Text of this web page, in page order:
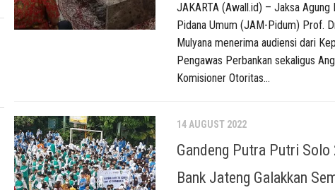
JAKARTA (Awall.id) – Jaksa Agung
Pidana Umum (JAM-Pidum) Prof.
Mulyana menerima audiensi dari
Pengawas Perbankan sekaligus
Komisioner Otoritas...
14 AUGUST 2022
Gandeng Putra Putri Solo
Bank Jateng Galakkan